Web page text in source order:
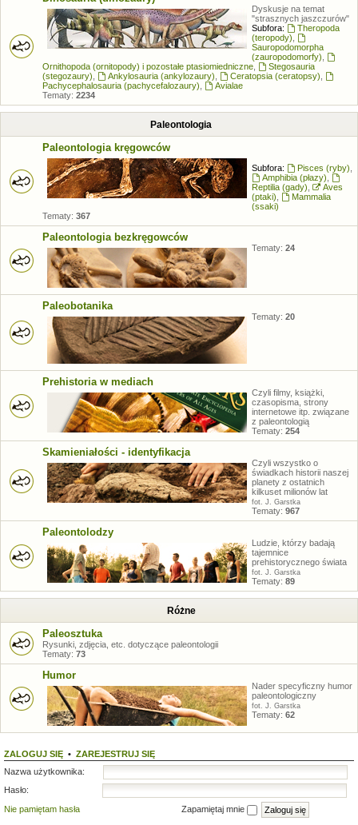
Dyskusje na temat
"strasznych jaszczurów"
Subfora:
Theropoda
(teropody)
Sauropodomorpha
(zauropodomorfy)
Ornithopoda (ornitopody) i pozostałe ptasiomiedniczne
Stegosauria
(stegozaury)
Ankylosauria (ankylozaury) Ceratopsia (ceratopsy)
Pachycephalosauria (pachycefalozaury)
Avialae
Tematy: 2234
Paleontologia
Paleontologia kręgowców
Subfora: Pisces (ryby)
Amphibia (płazy)
Reptilia (gady)
Aves
(ptaki)
Mammalia
(ssaki)
Tematy: 367
Paleontologia bezkręgowców
Tematy: 24
Paleobotanika
Tematy: 20
Prehistoria w mediach
Czyli filmy, książki,
czasopisma, strony
internetowe itp. związane
z paleontologią
Tematy: 254
Skamieniałości - identyfikacja
Czyli wszystko o
świadkach historii naszej
planety z ostatnich
kilkuset milionów lat
fot. J. Garstka
Tematy: 967
Paleontolodzy
Ludzie, którzy badają
tajemnice
prehistorycznego świata
fot. J. Garstka
Tematy: 89
Różne
Paleosztuka
Rysunki, zdjęcia, etc. dotyczące paleontologii
Tematy: 73
Humor
Nader specyficzny humor
paleontologiczny
fot. J. Garstka
Tematy: 62
ZALOGUJ SIĘ • ZAREJESTRUJ SIĘ
Nazwa użytkownika:
Hasło:
Nie pamiętam hasła
Zapamiętaj mnie